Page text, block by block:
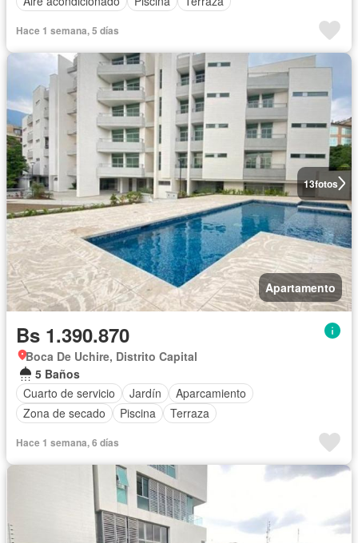
Hace 1 semana, 5 días
13fotos
Apartamento
Bs 1.390.870
Boca De Uchire, Distrito Capital
5 Baños
Cuarto de servicio
Jardín
Aparcamiento
Zona de secado
Piscina Terraza
Hace 1 semana, 6 días